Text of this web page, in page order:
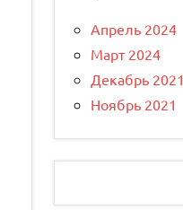
Апрель 2024
Март 2024
Декабрь 2021
Ноябрь 2021